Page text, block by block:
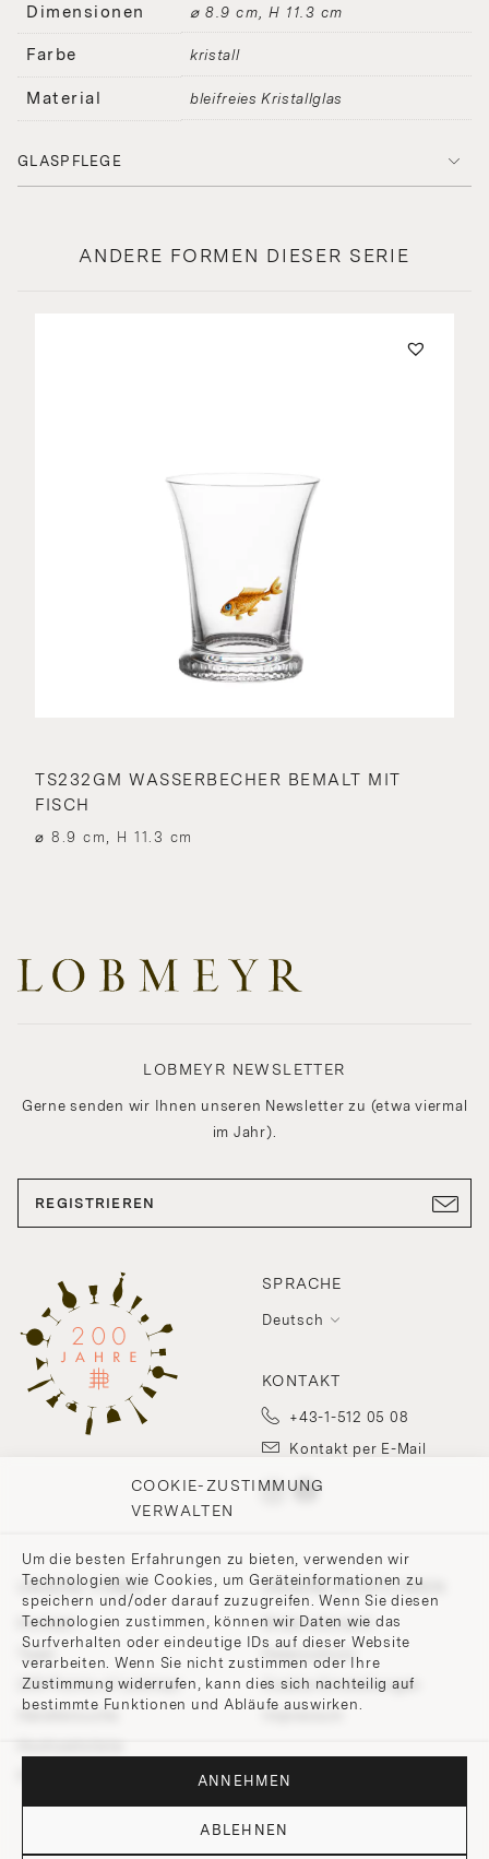
COOKIE-ZUSTIMMUNG
VERWALTEN
Um die besten Erfahrungen zu bieten, verwenden wir
Technologien wie Cookies, um Geräteinformationen zu
speichern und/oder darauf zuzugreifen. Wenn Sie diesen
Technologien zustimmen, können wir Daten wie das
Surfverhalten oder eindeutige IDs auf dieser Website
verarbeiten. Wenn Sie nicht zustimmen oder Ihre
Zustimmung widerrufen, kann dies sich nachteilig auf
bestimmte Funktionen und Abläufe auswirken.
ANNEHMEN
ABLEHNEN
Dimensionen ⌀ 8.9 cm, H 11.3 cm
Farbe kristall
Material bleifreies Kristallglas
GLASPFLEGE
ANDERE FORMEN DIESER SERIE
TS232GM WASSERBECHER BEMALT MIT
FISCH
⌀ 8.9 cm, H 11.3 cm
SPRACHE
Deutsch
KONTAKT
+43-1-512 05 08
Kontakt per E-Mail
UNSERE FIRMA
Kontakt
200 Points of Lobmeyr
UNSERE RICHTLINIEN
Widerrufsrecht
Datenschutz
Cookie-Einstellungen
LOBMEYR NEWSLETTER
Gerne senden wir Ihnen unseren Newsletter zu (etwa viermal
im Jahr).
REGISTRIEREN